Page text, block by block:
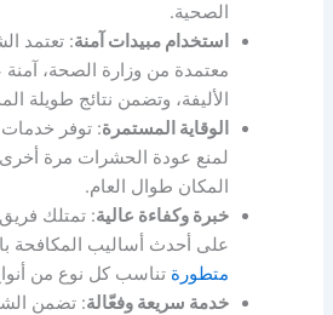
الصحية.
استخدام مبيدات آمنة: تعتمد
معتمدة من وزارة الصحة، آمنة
الأليفة، وتضمن نتائج طويلة
الوقاية المستمرة: توفر خدمات
لمنع عودة الحشرات مرة
المكان طوال العام.
خبرة وكفاءة عالية: تمتلك
على أحدث أساليب المكافحة
متطورة تناسب كل نوع من
خدمة سريعة وفعّالة: تضمن